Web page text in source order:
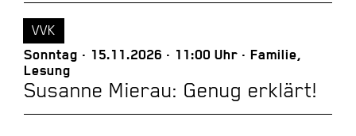
Sonntag 15.11.2026 11:00 Uhr
Familie,
Lesung
Susanne Mierau: Genug erklärt!
VVK